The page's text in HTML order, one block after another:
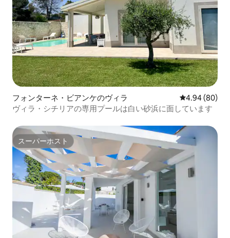
フォンターネ・ビアンケのヴィラ レビュー80件
4.94 (80)
ヴィラ・シチリアの専用プールは白い砂浜に面しています
スーパーホスト
スーパーホスト